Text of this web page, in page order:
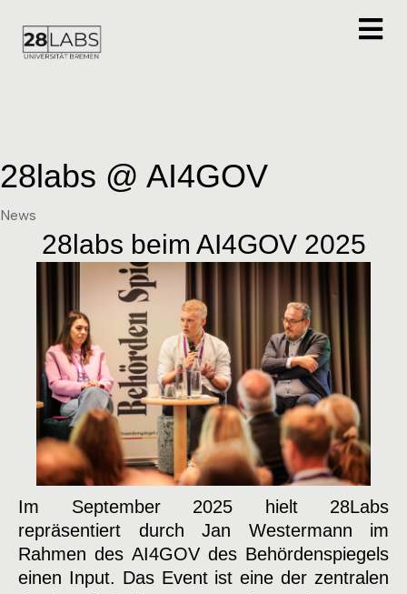
28labs @ AI4GOV
Category
News
28labs beim AI4GOV 2025
Im September 2025 hielt 28Labs
repräsentiert durch Jan Westermann im
Rahmen des AI4GOV des Behördenspiegels
einen Input. Das Event ist eine der zentralen